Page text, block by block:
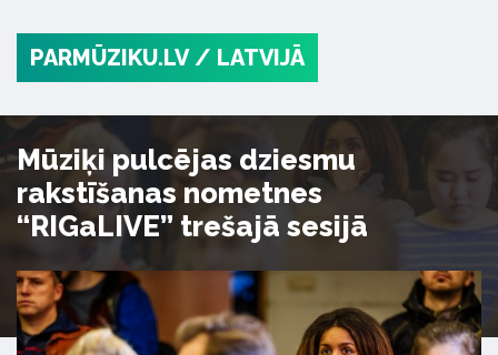
PARMŪZIKU.LV / LATVIJĀ
Mūziķi pulcējas dziesmu
rakstīšanas nometnes
“RIGaLIVE” trešajā sesijā